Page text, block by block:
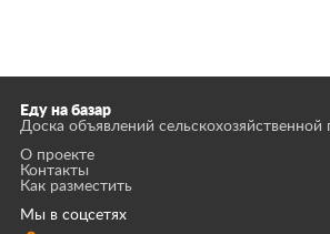
Еду на базар
Доска объявлений сельскохозяйственной
О проекте
Контакты
Как разместить
Мы в соцсетях